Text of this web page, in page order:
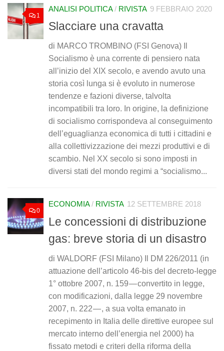
1
ANALISI POLITICA/ RIVISTA 9 FEBBRAIO 2020
Slacciare una cravatta
di MARCO TROMBINO (FSI Genova) Il
Socialismo è una corrente di pensiero nata
all’inizio del XIX secolo, e avendo avuto una
storia così lunga si è evoluto in numerose
tendenze e fazioni diverse, talvolta
incompatibili tra loro. In origine, la definizione
di socialismo corrispondeva al conseguimento
dell’eguaglianza economica di tutti i cittadini e
alla collettivizzazione dei mezzi produttivi e di
scambio. Nel XX secolo si sono imposti in
diversi stati del mondo regimi a “socialismo...
0
ECONOMIA/ RIVISTA 12 SETTEMBRE 2018
Le concessioni di distribuzione
gas: breve storia di un disastro
di WALDORF (FSI Milano) Il DM 226/2011 (in
attuazione dell’articolo 46-bis del decreto-legge
1° ottobre 2007, n. 159 — convertito in legge,
con modificazioni, dalla legge 29 novembre
2007, n. 222 — , a sua volta emanato in
recepimento in Italia delle direttive europee sul
mercato interno dell’energia nel 2000) ha
fissato metodi e criteri della riforma della